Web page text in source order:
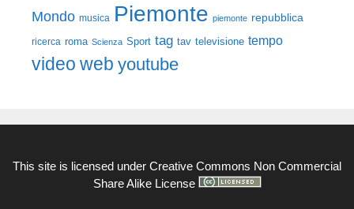
Mondo musica Piemonte piemonte repubblica
ricerca roma Scienza Sport tag tav televisione tempo
video web youtube
This site is licensed under Creative Commons Non Commercial
Share Alike License